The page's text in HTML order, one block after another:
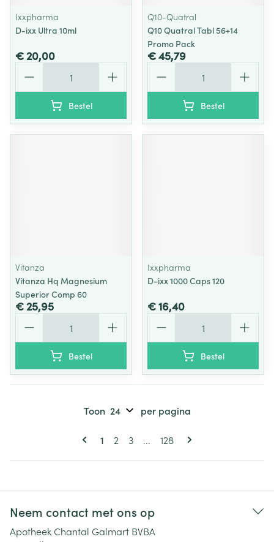
Ixxpharma
D-ixx Ultra 10ml
€ 20,00
Bestel
Q10-Quatral
Q10 Quatral Tabl 56+14
Promo Pack
€ 45,79
Bestel
Vitanza
Vitanza Hq Magnesium
Superior Comp 60
€ 25,95
Bestel
Ixxpharma
D-ixx 1000 Caps 120
€ 16,40
Bestel
Pagina's
U lees momenteel pagina
1 Pagina
2 Pagina
3 ... Pagina
128
Toon per pagina
Neem contact met ons op
Apotheek Chantal Galmart BVBA